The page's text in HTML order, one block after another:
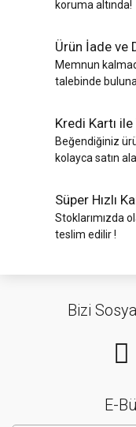
koruma altında!
Ürün İade ve
Memnun
talebinde
Kredi Kartı
Beğendiğiniz
kolayca satın
Süper Hızlı
Stoklarımızda
teslim edilir !
Bizi
E-